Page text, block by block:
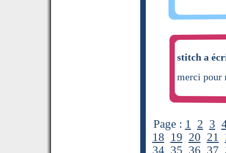
stitch a
merci pour
Page : 1 2 3
18 19 20 21
34 35 36 37